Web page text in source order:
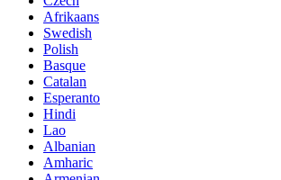
Afrikaans
Swedish
Polish
Basque
Catalan
Esperanto
Hindi
Lao
Albanian
Amharic